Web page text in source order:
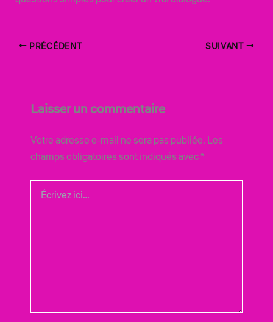
PRÉCÉDENT SUIVANT
Laisser un commentaire
Votre adresse e-mail ne sera pas publiée. Les
champs obligatoires sont indiqués avec*
ici…